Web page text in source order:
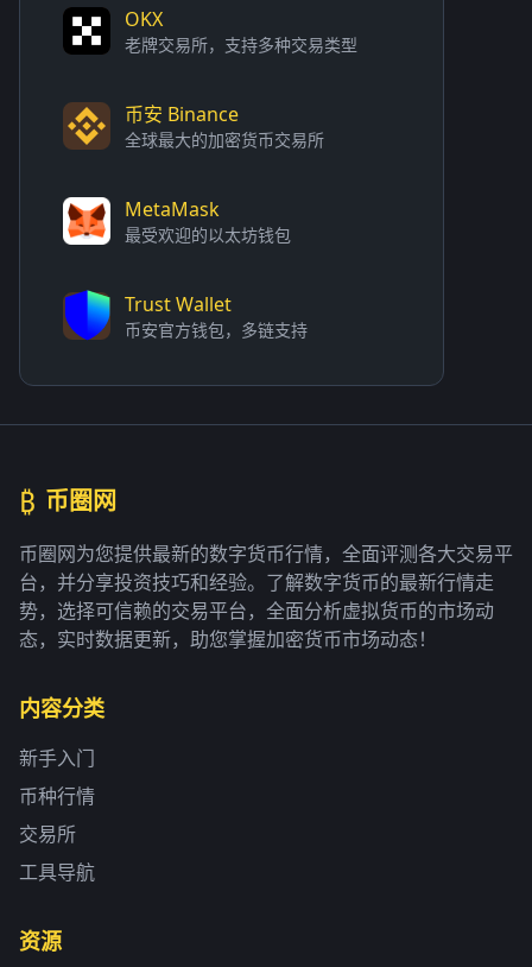
OKX
老牌交易所，支持多种交易类型
币安 Binance
全球最大的加密货币交易所
MetaMask
最受欢迎的以太坊钱包
Trust Wallet
币安官方钱包，多链支持
₿ 币圈网
币圈网为您提供最新的数字货币行情，全面评测各大交易平
台，并分享投资技巧和经验。了解数字货币的最新行情走
势，选择可信赖的交易平台，全面分析虚拟货币的市场动
态，实时数据更新，助您掌握加密货币市场动态！
内容分类
新手入门
币种行情
交易所
工具导航
资源